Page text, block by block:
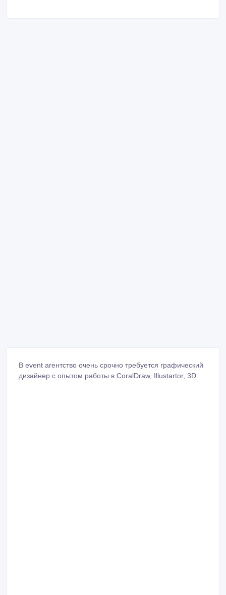
В event агентство очень срочно требуется графический
дизайнер с опытом работы в CoralDraw, Illustartor, 3D.